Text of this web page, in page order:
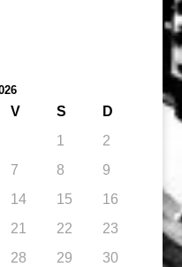
V S
D
1
2
7 8
9
14 15
16
21 22
23
28 29
30